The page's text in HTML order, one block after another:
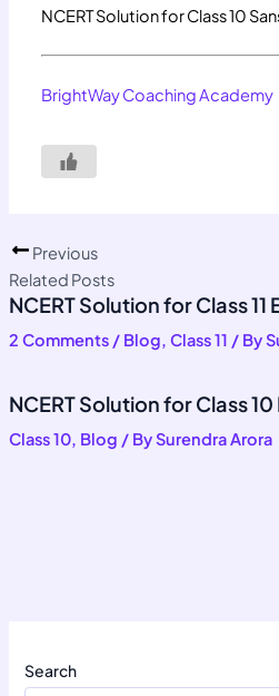
NCERT Solution for Class 10
BrightWay Coaching Academy
Previous
Related Posts
NCERT Solution for Class
2 Comments / Blog, Class 11 / By
NCERT Solution for Class
Class 10, Blog / BySurendra Arora
Search